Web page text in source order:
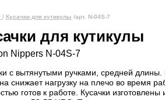
для кутикулы
Nippers N-04S-7
с вытянутыми ручками, средней
снижает нагрузку на плечо во время
готов к работе. Кусачки
/ Кусачки для кутикулы /арт. N-04S-7